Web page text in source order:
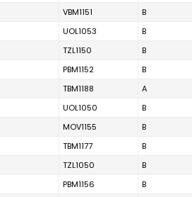
VBM1151 B
UOL1053 B
TZL1150 B
PBM1152 B
TBM1188 A
UOL1050 B
MOV1155 B
TBM1177 B
TZL1050 B
PBM1156 B